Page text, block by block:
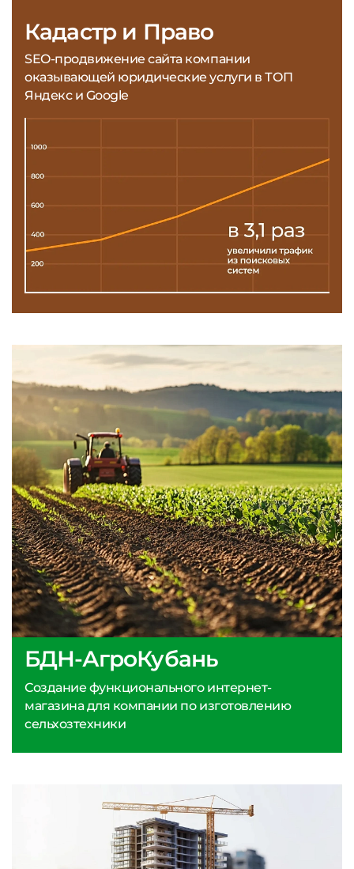
Кадастр и Право
SEO-продвижение сайта компании
оказывающей юридические услуги в ТОП
Яндекс и Google
БДН-АгроКубань
Создание функционального интернет-
магазина для компании по изготовлению
сельхозтехники